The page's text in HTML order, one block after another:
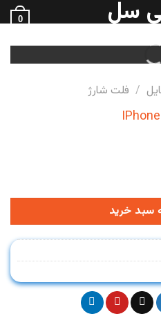
0
/ فلت شارژ
سبد خرید